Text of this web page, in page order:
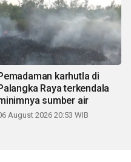
karhutla di
Raya terkendala
sumber air
August 2026 20:53 WIB